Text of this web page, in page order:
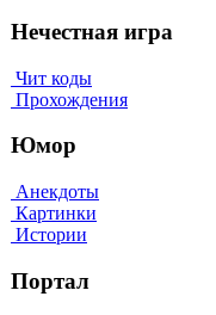
Нечестная игра
Чит коды
Прохождения
Юмор
Анекдоты
Картинки
Истории
Портал